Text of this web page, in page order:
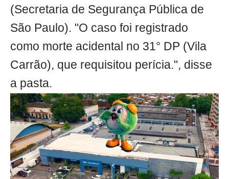
(Secretaria de Segurança Pública de
São Paulo). "O caso foi registrado
como morte acidental no 31° DP (Vila
Carrão), que requisitou perícia.", disse
a pasta.